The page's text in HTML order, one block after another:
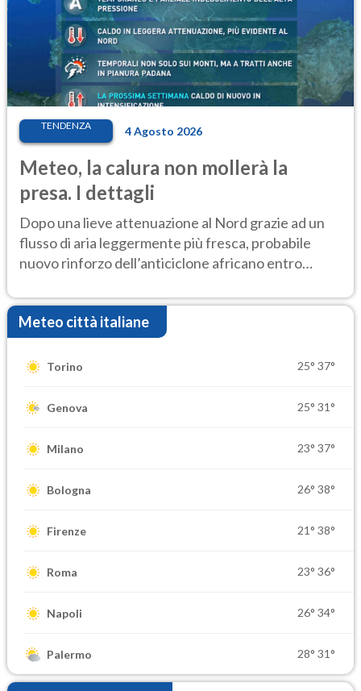
TENDENZA 4 Agosto 2026
Meteo, la calura non mollerà la
presa. I dettagli
Dopo una lieve attenuazione al Nord grazie ad un
flusso di aria leggermente più fresca, probabile
nuovo rinforzo dell’anticiclone africano entro
Meteo città italiane
Torino 25° 37°
Genova 25° 31°
Milano 23° 37°
Bologna 26° 38°
Firenze 21° 38°
Roma 23° 36°
Napoli 26° 34°
Palermo 28° 31°